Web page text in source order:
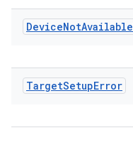
DeviceNotAvailable
TargetSetupError